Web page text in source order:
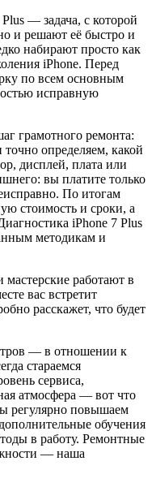
— задача, с которой
и решают её быстро и
набирают просто как
iPhone. Перед
по всем основным
исправную
грамотного ремонта:
определяем, какой
дисплей, плата или
вы платите только
По итогам
стоимость и сроки, а
iPhone 7 Plus
методикам и
работают в
вас встретит
расскажет, что будет
— в отношении к
стараемся
сервиса,
атмосфера — вот что
регулярно повышаем
обучения
в работу. Ремонтные
— наша